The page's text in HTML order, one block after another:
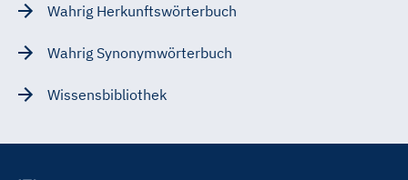
Wahrig Herkunftswörterbuch
Wahrig Synonymwörterbuch
Wissensbibliothek